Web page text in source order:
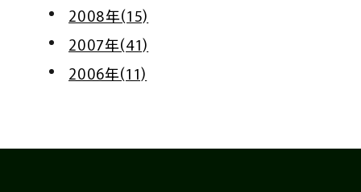
2008年(15)
2007年(41)
2006年(11)